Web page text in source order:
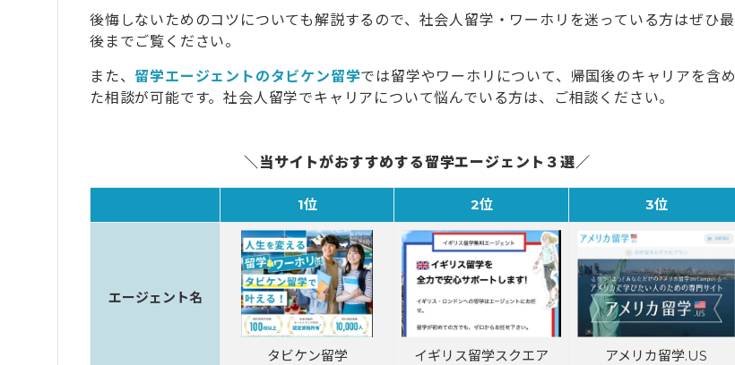
後悔しないためのコツについても解説するので、社会人留学・ワーホリを迷っている方はぜひ最
後までご覧ください。
また、 留学エージェントのタビケン留学では留学やワーホリについて、帰国後のキャリアを含め
た相談が可能です。社会人留学でキャリアについて悩んでいる方は、ご相談ください。
＼当サイトがおすすめする留学エージェント３選／
1位 2位 3位
エージェント名
タビケン留学 イギリス留学スクエア アメリカ留学.US